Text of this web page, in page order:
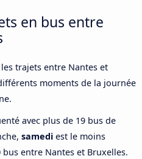
en bus entre
trajets entre Nantes et
moments de la journée
avec plus de 19 bus de
samedi est le moins
entre Nantes et Bruxelles.